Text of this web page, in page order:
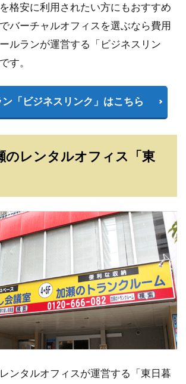
格安に利用されたい方にもおすすめ
バーチャルオフィスを選ぶなら費用
ルランが運営する「ビジネスリン
す。
「ビジネスリンク」はこちら
のレンタルオフィス「東
ンタルオフィスが運営する「東日暮